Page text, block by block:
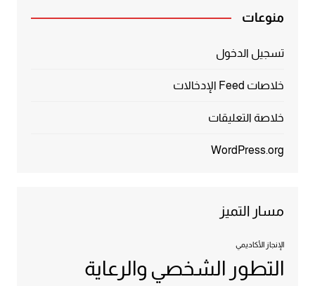
منوعات
تسجيل الدخول
خلاصات Feed الإدخالات
خلاصة التعليقات
WordPress.org
مسار التميز
الإنجاز الأكاديمي
التطور الشخصي والرعاية